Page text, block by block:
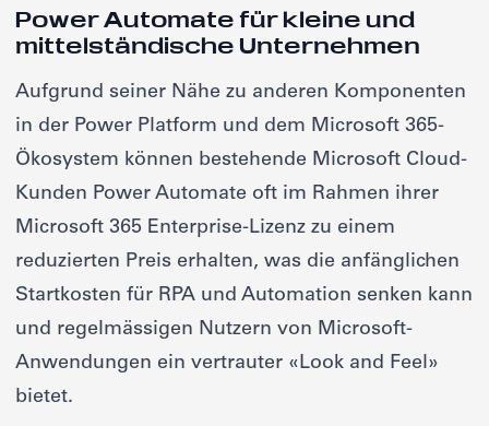
Power Automate für kleine und
mittelständische Unternehmen
Aufgrund seiner Nähe zu anderen Komponenten
in der Power Platform und dem Microsoft 365-
Ökosystem können bestehende Microsoft Cloud-
Kunden Power Automate oft im Rahmen ihrer
Microsoft 365 Enterprise-Lizenz zu einem
reduzierten Preis erhalten, was die anfänglichen
Startkosten für RPA und Automation senken kann
und regelmässigen Nutzern von Microsoft-
Anwendungen ein vertrauter «Look and Feel»
bietet.